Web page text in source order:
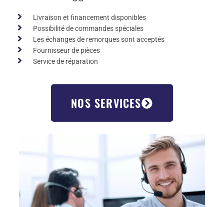
Livraison et financement disponibles
Possibilité de commandes spéciales
Les échanges de remorques sont acceptés
Fournisseur de pièces
Service de réparation
NOS SERVICES